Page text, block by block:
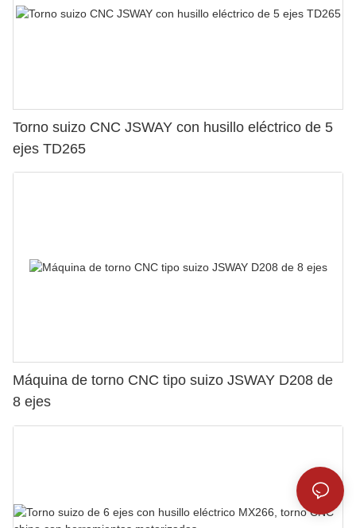
Torno suizo CNC JSWAY con husillo eléctrico de 5
ejes TD265
Máquina de torno CNC tipo suizo JSWAY D208 de
8 ejes